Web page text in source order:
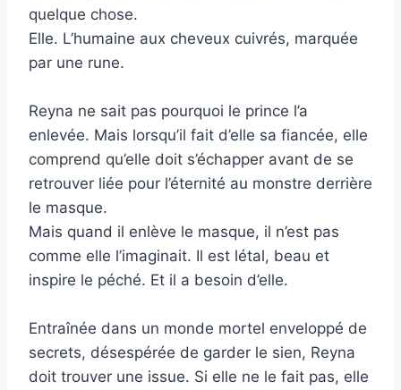
quelque chose.
Elle. L’humaine aux cheveux cuivrés, marquée
par une rune.
Reyna ne sait pas pourquoi le prince l’a
enlevée. Mais lorsqu’il fait d’elle sa fiancée, elle
comprend qu’elle doit s’échapper avant de se
retrouver liée pour l’éternité au monstre derrière
le masque.
Mais quand il enlève le masque, il n’est pas
comme elle l’imaginait. Il est létal, beau et
inspire le péché. Et il a besoin d’elle.
Entraînée dans un monde mortel enveloppé de
secrets, désespérée de garder le sien, Reyna
doit trouver une issue. Si elle ne le fait pas, elle